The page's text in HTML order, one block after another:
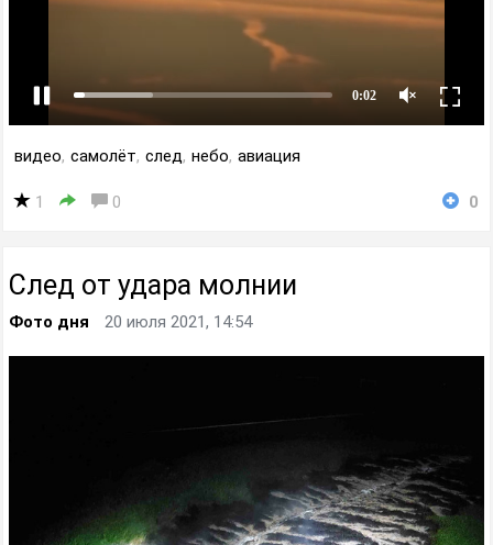
видео, самолёт, след, небо, авиация
1 0 0
След от удара молнии
Фото дня 20 июля 2021, 14:54